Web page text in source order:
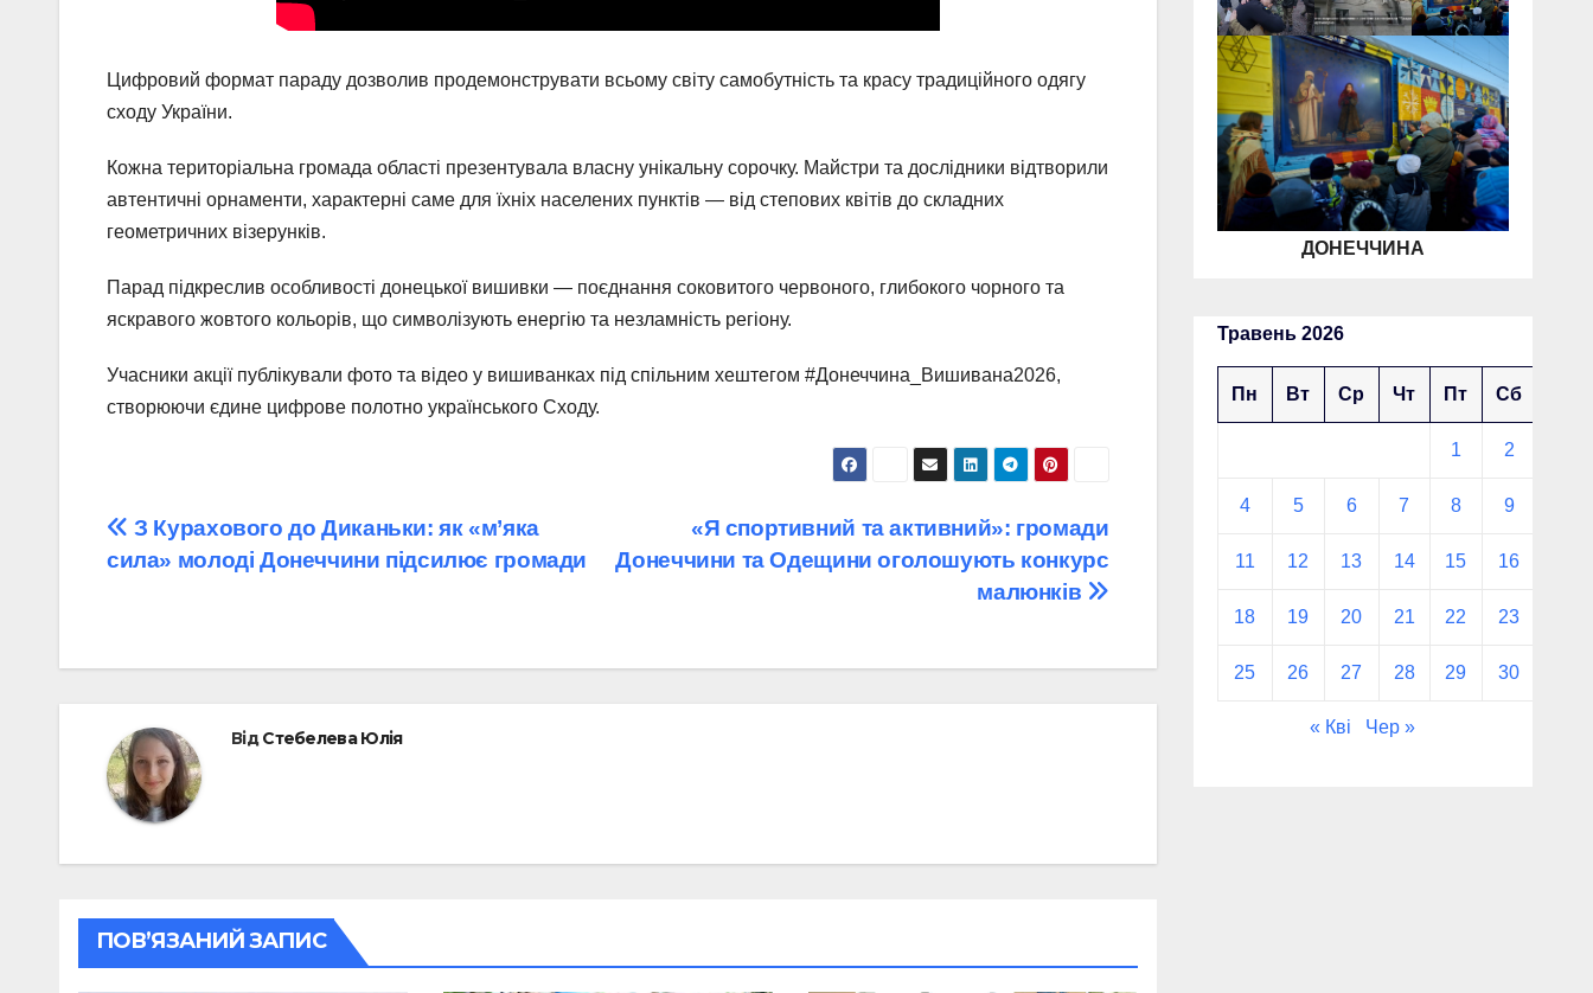
Цифровий формат параду дозволив продемонструвати всьому світу самобутність та красу традиційного одягу
сходу України.
Кожна територіальна громада області презентувала власну унікальну сорочку. Майстри та дослідники відтворили
автентичні орнаменти, характерні саме для їхніх населених пунктів — від степових квітів до складних
геометричних візерунків.
Парад підкреслив особливості донецької вишивки — поєднання соковитого червоного, глибокого чорного та
яскравого жовтого кольорів, що символізують енергію та незламність регіону.
Учасники акції публікували фото та відео у вишиванках під спільним хештегом #Донеччина_Вишивана2026,
створюючи єдине цифрове полотно українського Сходу.
Навігація
записів
«Я спортивний та активний»: громади
Донеччини та Одещини оголошують конкурс
малюнків
З Курахового до Диканьки: як «м’яка
сила» молоді Донеччини підсилює громади
ВідСтебелева Юлія
ПОВ’ЯЗАНИЙ ЗАПИС
ДОНЕЧЧИНА
Травень 2026
Пн Вт Ср Чт Пт Сб
1 2
4 5 6 7 8 9
11 12 13 14 15 16
18 19 20 21 22 23
25 26 27 28 29 30
« Кві Чер »